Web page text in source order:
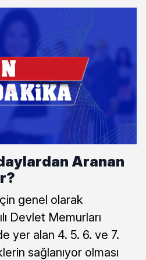
Aranan
genel olarak
Devlet Memurları
yer alan 4. 5. 6. ve 7.
sağlanıyor olması